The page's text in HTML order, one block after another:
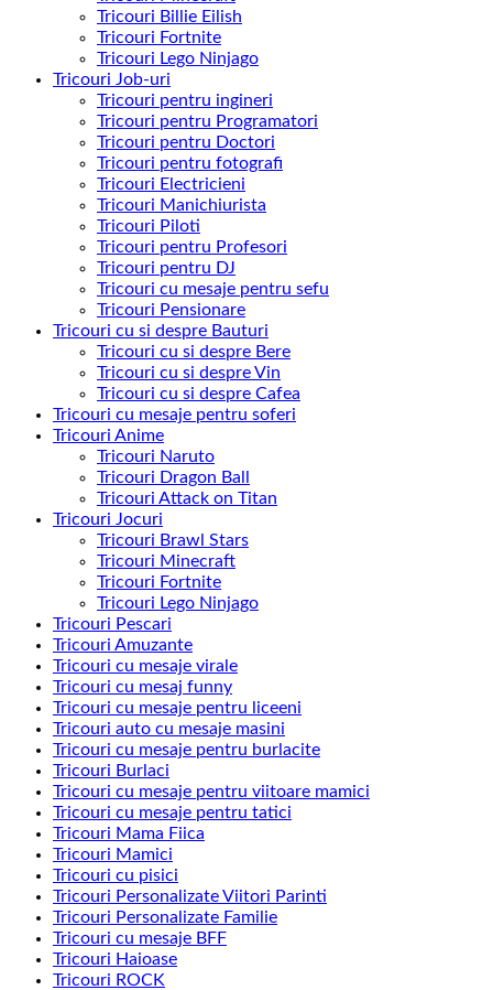
Tricouri Billie Eilish
Tricouri Fortnite
Tricouri Lego Ninjago
Tricouri Job-uri
Tricouri pentru ingineri
Tricouri pentru Programatori
Tricouri pentru Doctori
Tricouri pentru fotografi
Tricouri Electricieni
Tricouri Manichiurista
Tricouri Piloti
Tricouri pentru Profesori
Tricouri pentru DJ
Tricouri cu mesaje pentru sefu
Tricouri Pensionare
Tricouri cu si despre Bauturi
Tricouri cu si despre Bere
Tricouri cu si despre Vin
Tricouri cu si despre Cafea
Tricouri cu mesaje pentru soferi
Tricouri Anime
Tricouri Naruto
Tricouri Dragon Ball
Tricouri Attack on Titan
Tricouri Jocuri
Tricouri Brawl Stars
Tricouri Minecraft
Tricouri Fortnite
Tricouri Lego Ninjago
Tricouri Pescari
Tricouri Amuzante
Tricouri cu mesaje virale
Tricouri cu mesaj funny
Tricouri cu mesaje pentru liceeni
Tricouri auto cu mesaje masini
Tricouri cu mesaje pentru burlacite
Tricouri Burlaci
Tricouri cu mesaje pentru viitoare mamici
Tricouri cu mesaje pentru tatici
Tricouri Mama Fiica
Tricouri Mamici
Tricouri cu pisici
Tricouri Personalizate Viitori Parinti
Tricouri Personalizate Familie
Tricouri cu mesaje BFF
Tricouri Haioase
Tricouri ROCK